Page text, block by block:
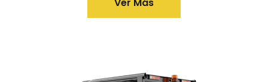
Ver Más